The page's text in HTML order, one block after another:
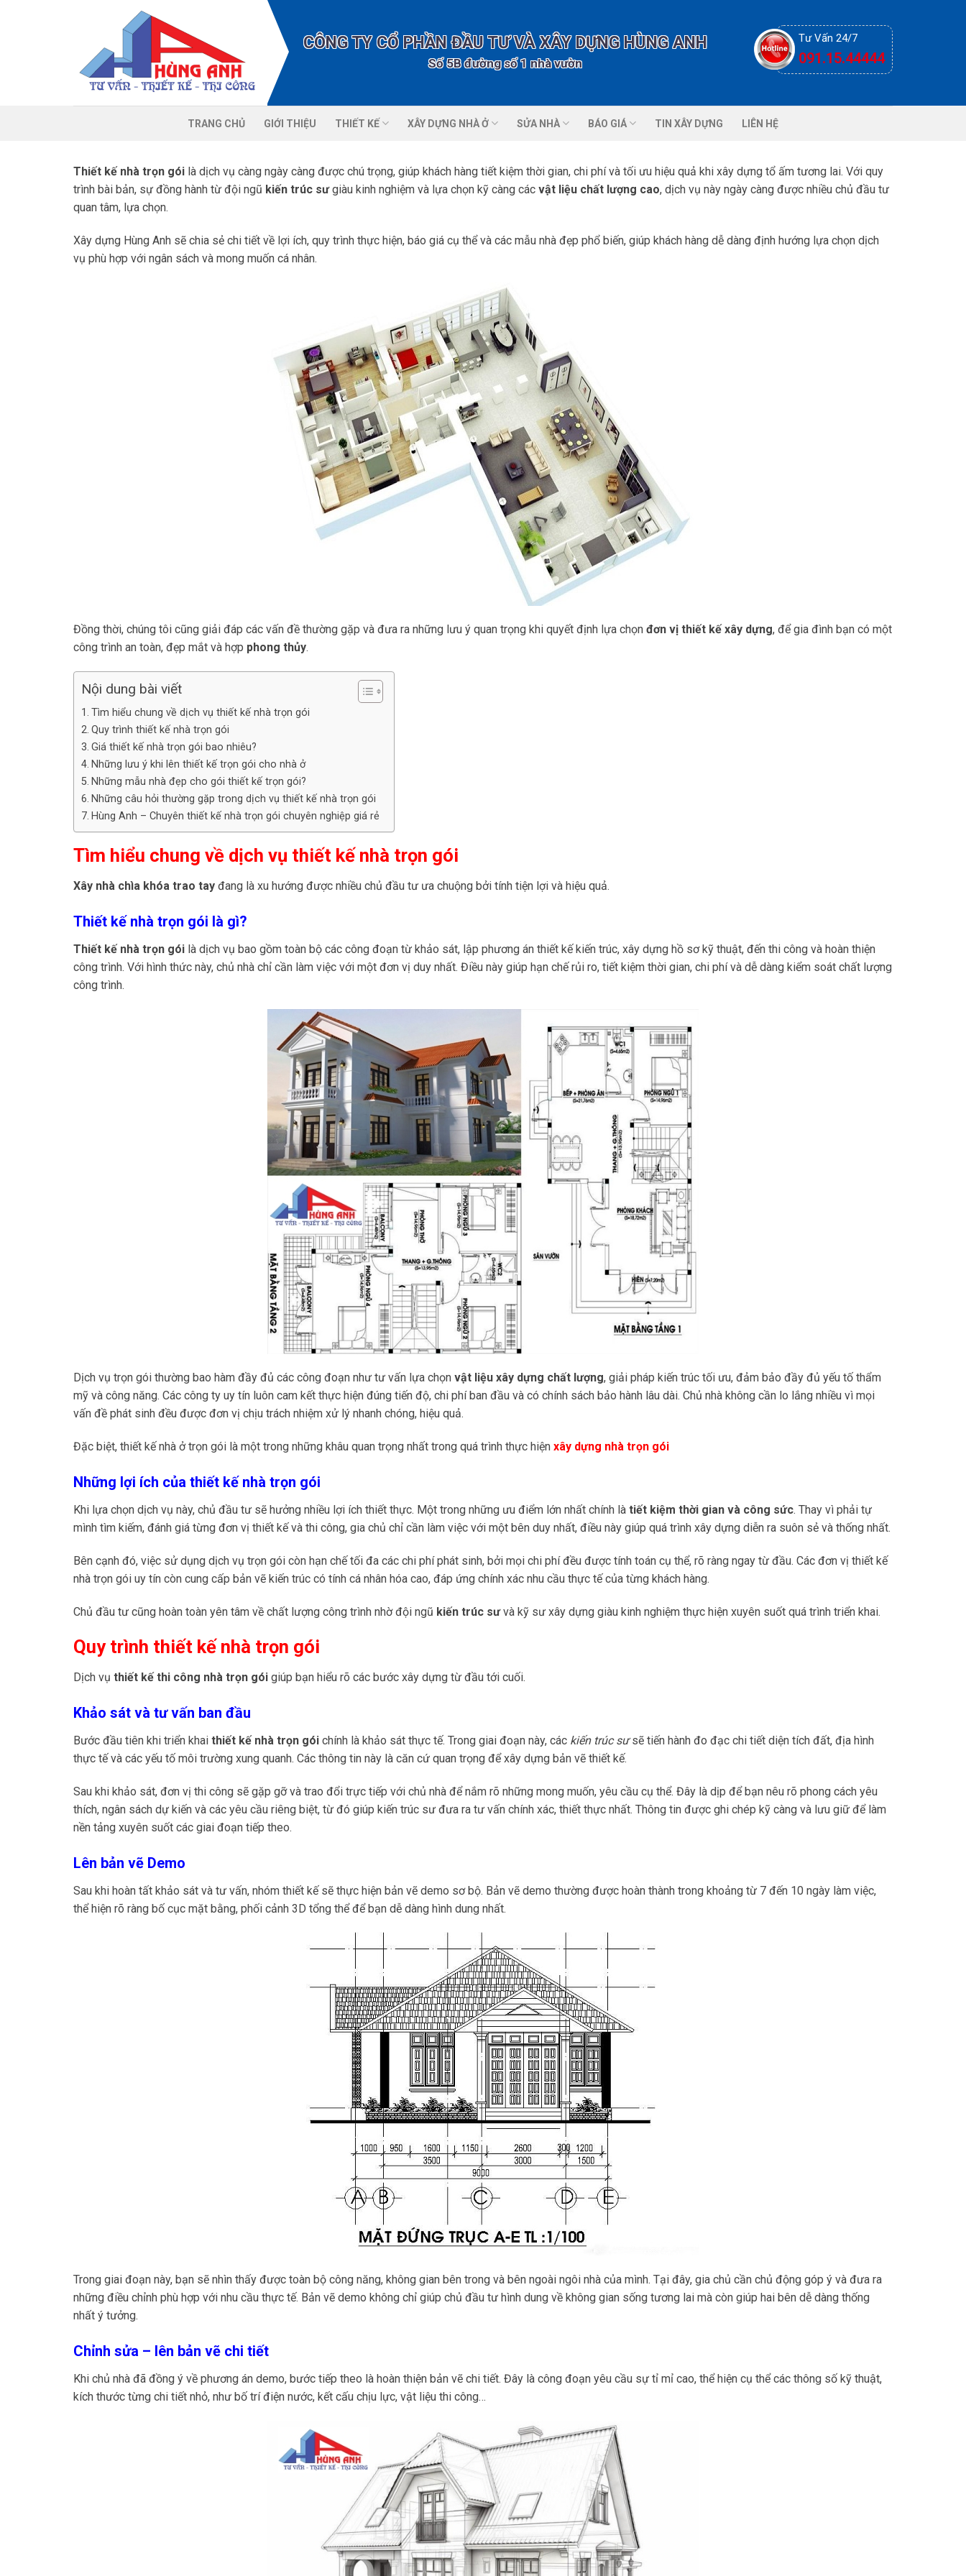
CÔNG TY CỔ PHẦN ĐẦU TƯ VÀ XÂY DỰNG HÙNG ANH
Số 5B đường số 1 nhà vườn 2 KĐT Tổng cục
Tư Vấn 24/7
091.15.44444
TRANG CHỦ GIỚI THIỆU THIẾT KẾ XÂY DỰNG NHÀ Ở SỬA NHÀ BÁO GIÁ TIN XÂY DỰNG LIÊN HỆ
Thiết kế nhà trọn gói là dịch vụ càng ngày càng được chú trọng, giúp khách hàng tiết kiệm thời gian, chi phí và tối ưu hiệu quả khi xây dựng tổ ấm tương lai. Với quy
trình bài bản, sự đồng hành từ đội ngũ kiến trúc sưgiàu kinh nghiệm và lựa chọn kỹ càng các vật liệu chất lượng cao, dịch vụ này ngày càng được nhiều chủ đầu tư
quan tâm, lựa chọn.
Xây dựng Hùng Anh sẽ chia sẻ chi tiết về lợi ích, quy trình thực hiện, báo giá cụ thể và các mẫu nhà đẹp phổ biến, giúp khách hàng dễ dàng định hướng lựa chọn dịch
vụ phù hợp với ngân sách và mong muốn cá nhân.
Đồng thời, chúng tôi cũng giải đáp các vấn đề thường gặp và đưa ra những lưu ý quan trọng khi quyết định lựa chọn đơn vị thiết kế xây dựng, để gia đình bạn có một
công trình an toàn, đẹp mắt và hợp phong thủy.
Nội dung bài viết
Tìm hiểu chung về dịch vụ thiết kế nhà trọn gói
Quy trình thiết kế nhà trọn gói
Giá thiết kế nhà trọn gói bao nhiêu?
Những lưu ý khi lên thiết kế trọn gói cho nhà ở
Những mẫu nhà đẹp cho gói thiết kế trọn gói?
Những câu hỏi thường gặp trong dịch vụ thiết kế nhà trọn gói
Hùng Anh – Chuyên thiết kế nhà trọn gói chuyên nghiệp giá rẻ
Tìm hiểu chung về dịch vụ thiết kế nhà trọn gói
Xây nhà chìa khóa trao tay đang là xu hướng được nhiều chủ đầu tư ưa chuộng bởi tính tiện lợi và hiệu quả.
Thiết kế nhà trọn gói là gì?
Thiết kế nhà trọn gói là dịch vụ bao gồm toàn bộ các công đoạn từ khảo sát, lập phương án thiết kế kiến trúc, xây dựng hồ sơ kỹ thuật, đến thi công và hoàn thiện
công trình. Với hình thức này, chủ nhà chỉ cần làm việc với một đơn vị duy nhất. Điều này giúp hạn chế rủi ro, tiết kiệm thời gian, chi phí và dễ dàng kiểm soát chất lượng
công trình.
Dịch vụ trọn gói thường bao hàm đầy đủ các công đoạn như tư vấn lựa chọn vật liệu xây dựng chất lượng, giải pháp kiến trúc tối ưu, đảm bảo đầy đủ yếu tố thẩm
mỹ và công năng. Các công ty uy tín luôn cam kết thực hiện đúng tiến độ, chi phí ban đầu và có chính sách bảo hành lâu dài. Chủ nhà không cần lo lắng nhiều vì mọi
vấn đề phát sinh đều được đơn vị chịu trách nhiệm xử lý nhanh chóng, hiệu quả.
Đặc biệt, thiết kế nhà ở trọn gói là một trong những khâu quan trọng nhất trong quá trình thực hiện xây dựng nhà trọn gói
Những lợi ích của thiết kế nhà trọn gói
Khi lựa chọn dịch vụ này, chủ đầu tư sẽ hưởng nhiều lợi ích thiết thực. Một trong những ưu điểm lớn nhất chính là tiết kiệm thời gian và công sức. Thay vì phải tự
mình tìm kiếm, đánh giá từng đơn vị thiết kế và thi công, gia chủ chỉ cần làm việc với một bên duy nhất, điều này giúp quá trình xây dựng diễn ra suôn sẻ và thống nhất.
Bên cạnh đó, việc sử dụng dịch vụ trọn gói còn hạn chế tối đa các chi phí phát sinh, bởi mọi chi phí đều được tính toán cụ thể, rõ ràng ngay từ đầu. Các đơn vị thiết kế
nhà trọn gói uy tín còn cung cấp bản vẽ kiến trúc có tính cá nhân hóa cao, đáp ứng chính xác nhu cầu thực tế của từng khách hàng.
Chủ đầu tư cũng hoàn toàn yên tâm về chất lượng công trình nhờ đội ngũ kiến trúc sưvà kỹ sư xây dựng giàu kinh nghiệm thực hiện xuyên suốt quá trình triển khai.
Quy trình thiết kế nhà trọn gói
Dịch vụ thiết kế thi công nhà trọn gói giúp bạn hiểu rõ các bước xây dựng từ đầu tới cuối.
Khảo sát và tư vấn ban đầu
Bước đầu tiên khi triển khai thiết kế nhà trọn gói chính là khảo sát thực tế. Trong giai đoạn này, các kiến trúc sưsẽ tiến hành đo đạc chi tiết diện tích đất, địa hình
thực tế và các yếu tố môi trường xung quanh. Các thông tin này là căn cứ quan trọng để xây dựng bản vẽ thiết kế.
Sau khi khảo sát, đơn vị thi công sẽ gặp gỡ và trao đổi trực tiếp với chủ nhà để nắm rõ những mong muốn, yêu cầu cụ thể. Đây là dịp để bạn nêu rõ phong cách yêu
thích, ngân sách dự kiến và các yêu cầu riêng biệt, từ đó giúp kiến trúc sư đưa ra tư vấn chính xác, thiết thực nhất. Thông tin được ghi chép kỹ càng và lưu giữ để làm
nền tảng xuyên suốt các giai đoạn tiếp theo.
Lên bản vẽ Demo
Sau khi hoàn tất khảo sát và tư vấn, nhóm thiết kế sẽ thực hiện bản vẽ demo sơ bộ. Bản vẽ demo thường được hoàn thành trong khoảng từ 7 đến 10 ngày làm việc,
thể hiện rõ ràng bố cục mặt bằng, phối cảnh 3D tổng thể để bạn dễ dàng hình dung nhất.
Trong giai đoạn này, bạn sẽ nhìn thấy được toàn bộ công năng, không gian bên trong và bên ngoài ngôi nhà của mình. Tại đây, gia chủ cần chủ động góp ý và đưa ra
những điều chỉnh phù hợp với nhu cầu thực tế. Bản vẽ demo không chỉ giúp chủ đầu tư hình dung về không gian sống tương lai mà còn giúp hai bên dễ dàng thống
nhất ý tưởng.
Chỉnh sửa – lên bản vẽ chi tiết
Khi chủ nhà đã đồng ý về phương án demo, bước tiếp theo là hoàn thiện bản vẽ chi tiết. Đây là công đoạn yêu cầu sự tỉ mỉ cao, thể hiện cụ thể các thông số kỹ thuật,
kích thước từng chi tiết nhỏ, như bố trí điện nước, kết cấu chịu lực, vật liệu thi công…